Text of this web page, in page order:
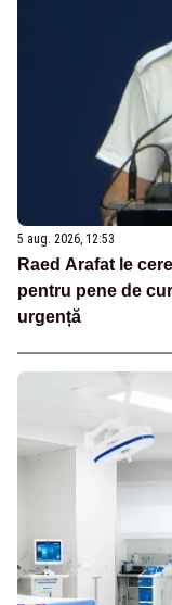
5 aug. 2026, 12:53
Raed Arafat le
pentru pene de
urgență